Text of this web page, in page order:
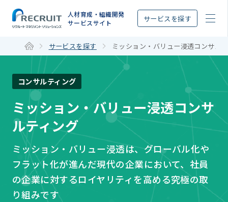
人材育成・組織開発
サービスサイト
サービスを探す
サービスを探す ミッション・バリュー浸透コンサル
コンサルティング
ミッション・バリュー浸透コンサ
ルティング
ミッション・バリュー浸透は、グローバル化や
フラット化が進んだ現代の企業において、社員
の企業に対するロイヤリティを高める究極の取
り組みです